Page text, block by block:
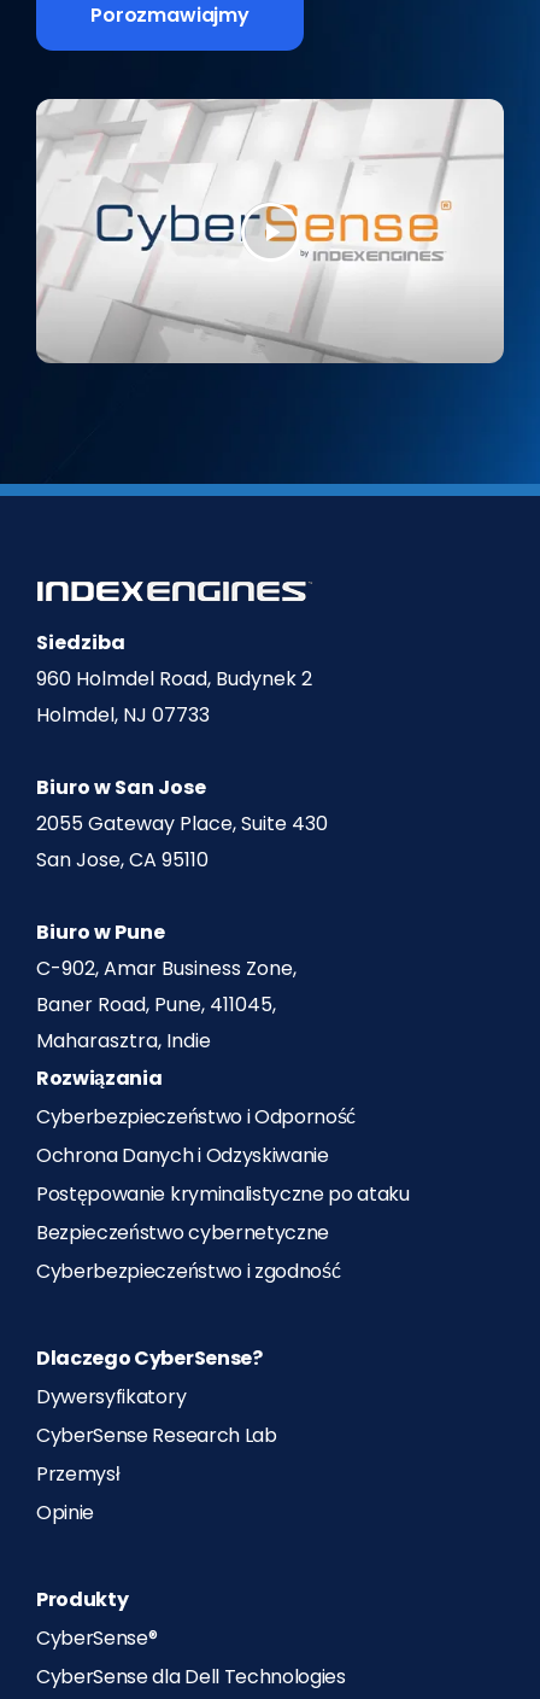
Porozmawiajmy
Siedziba
960 Holmdel Road, Budynek 2
Holmdel, NJ 07733
Biuro w San Jose
2055 Gateway Place, Suite 430
San Jose, CA 95110
Biuro w Pune
C-902, Amar Business Zone,
Baner Road, Pune, 411045,
Maharasztra, Indie
Rozwiązania
Cyberbezpieczeństwo i Odporność
Ochrona Danych i Odzyskiwanie
Postępowanie kryminalistyczne po ataku
Bezpieczeństwo cybernetyczne
Cyberbezpieczeństwo i zgodność
Dlaczego CyberSense?
Dywersyfikatory
CyberSense Research Lab
Przemysł
Opinie
Produkty
CyberSense®
CyberSense dla Dell Technologies